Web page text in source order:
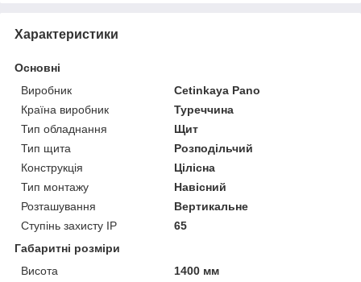
Характеристики
Основні
Виробник
Cetinkaya Pano
Країна виробник
Туреччина
Тип обладнання
Щит
Тип щита
Розподільчий
Конструкція
Цілісна
Тип монтажу
Навісний
Розташування
Вертикальне
Ступінь захисту IP
65
Габаритні розміри
Висота
1400 мм